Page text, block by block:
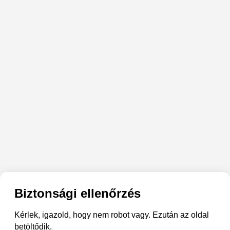
Biztonsági ellenőrzés
Kérlek, igazold, hogy nem robot vagy. Ezután az oldal
betöltődik.